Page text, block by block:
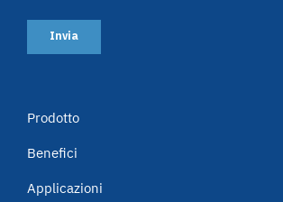
Prodotto
Benefici
Applicazioni